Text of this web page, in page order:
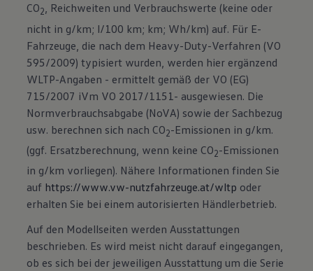
CO2, Reichweiten und Verbrauchswerte (keine oder
nicht in g/km; l/100 km; km; Wh/km) auf. Für E-
Fahrzeuge, die nach dem Heavy-Duty-Verfahren (VO
595/2009) typisiert wurden, werden hier ergänzend
WLTP-Angaben - ermittelt gemäß der VO (EG)
715/2007 iVm VO 2017/1151- ausgewiesen. Die
Normverbrauchsabgabe (NoVA) sowie der Sachbezug
usw. berechnen sich nach CO2-Emissionen in g/km.
(ggf. Ersatzberechnung, wenn keine CO2-Emissionen
in g/km vorliegen). Nähere Informationen finden Sie
auf https://www.vw-nutzfahrzeuge.at/wltp oder
erhalten Sie bei einem autorisierten Händlerbetrieb.
Auf den Modellseiten werden Ausstattungen
beschrieben. Es wird meist nicht darauf eingegangen,
ob es sich bei der jeweiligen Ausstattung um die Serie